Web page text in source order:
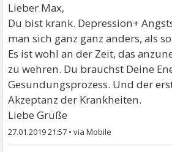
Lieber Max,
Du bist krank. Depression+
man sich ganz ganz anders, als
Es ist wohl an der Zeit, das
zu wehren. Du brauchst Deine
Gesundungsprozess. Und der
Akzeptanz der Krankheiten.
Liebe Grüße
27.01.2019 21:57 •